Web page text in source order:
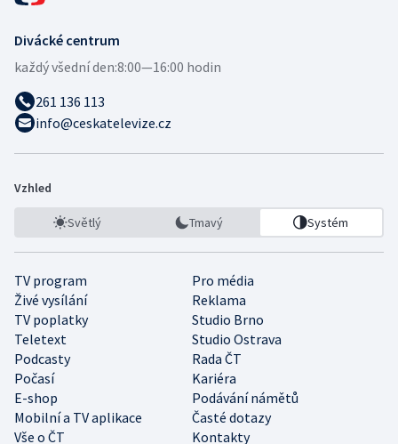
Divácké centrum
každý všední den:8:00—16:00 hodin
261 136 113
info@ceskatelevize.cz
Vzhled
Světlý Tmavý Systém
TV program
Pro média
Živé vysílání
Reklama
TV poplatky
Studio Brno
Teletext
Studio Ostrava
Podcasty
Rada ČT
Počasí
Kariéra
E-shop
Podávání námětů
Mobilní a TV aplikace
Časté dotazy
Vše o ČT
Kontakty